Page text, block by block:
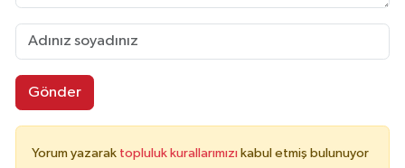
Gönder
Yorum yazarak topluluk kurallarımızı kabul etmiş bulunuyor